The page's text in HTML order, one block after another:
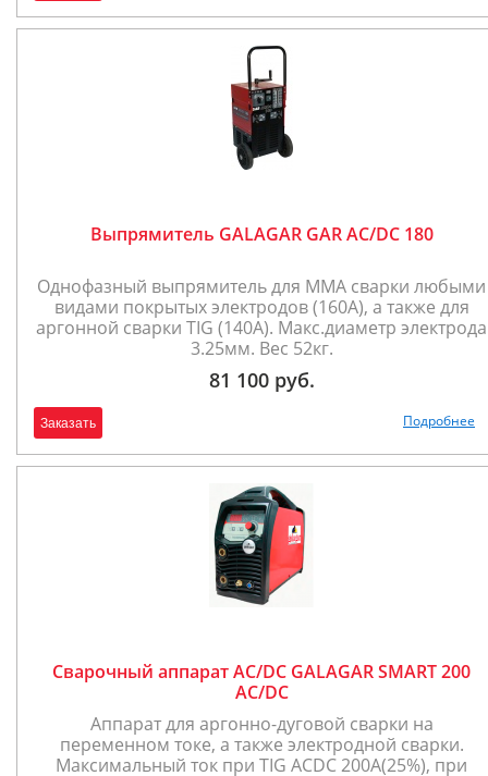
Выпрямитель GALAGAR GAR AC/DC 180
Однофазный выпрямитель для ММА сварки любыми
видами покрытых электродов (160А), а также для
аргонной сварки TIG (140А). Макс.диаметр электрода
3.25мм. Вес 52кг.
81 100 руб.
Заказать Подробнее
Сварочный аппарат AC/DC GALAGAR SMART 200
AC/DC
Аппарат для аргонно-дуговой сварки на
переменном токе, а также электродной сварки.
Максимальный ток при TIG ACDC 200А(25%), при